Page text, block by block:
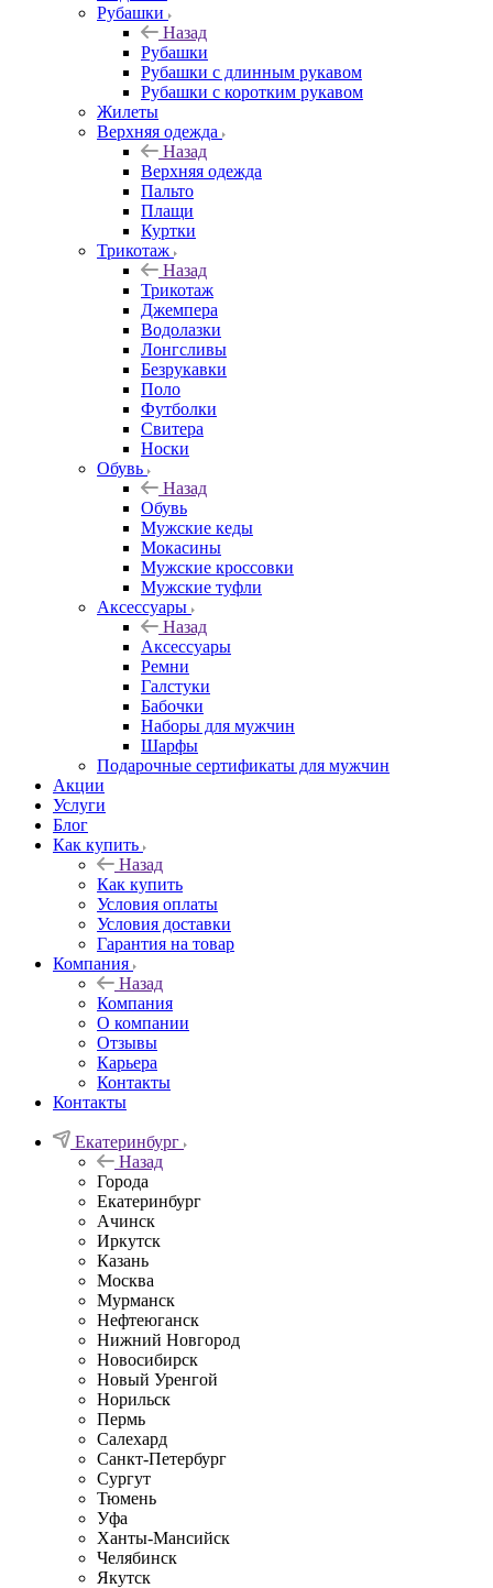
Рубашки
Назад
Рубашки
Рубашки с длинным рукавом
Рубашки с коротким рукавом
Жилеты
Верхняя одежда
Назад
Верхняя одежда
Пальто
Плащи
Куртки
Трикотаж
Назад
Трикотаж
Джемпера
Водолазки
Лонгсливы
Безрукавки
Поло
Футболки
Свитера
Носки
Обувь
Назад
Обувь
Мужские кеды
Мокасины
Мужские кроссовки
Мужские туфли
Аксессуары
Назад
Аксессуары
Ремни
Галстуки
Бабочки
Наборы для мужчин
Шарфы
Подарочные сертификаты для мужчин
Акции
Услуги
Блог
Как купить
Назад
Как купить
Условия оплаты
Условия доставки
Гарантия на товар
Компания
Назад
Компания
О компании
Отзывы
Карьера
Контакты
Контакты
Екатеринбург
Назад
Города
Екатеринбург
Ачинск
Иркутск
Казань
Москва
Мурманск
Нефтеюганск
Нижний Новгород
Новосибирск
Новый Уренгой
Норильск
Пермь
Салехард
Санкт-Петербург
Сургут
Тюмень
Уфа
Ханты-Мансийск
Челябинск
Якутск